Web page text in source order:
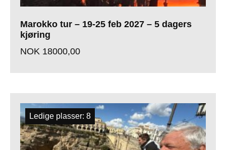
Marokko tur – 19-25 feb 2027 – 5 dagers
kjøring
NOK 18000,00
Ledige plasser: 8